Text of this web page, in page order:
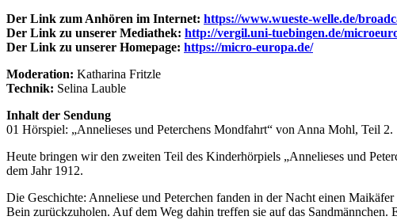
Der Link zum Anhören im Internet: https://www.wueste-welle.de/
Der Link zu unserer Mediathek: http://vergil.uni-tuebingen.de/
Der Link zu unserer Homepage: https://micro-europa.de/
Moderation: Katharina Fritzle
Technik: Selina Lauble
Inhalt der Sendung
01 Hörspiel: „Annelieses und Peterchens Mondfahrt“ von Anna Mohl, Teil 2.
Heute bringen wir den zweiten Teil des Kinderhörpiels „Annelieses und
dem Jahr 1912.
Die Geschichte: Anneliese und Peterchen fanden in der Nacht einen
Bein zurückzuholen. Auf dem Weg dahin treffen sie auf das